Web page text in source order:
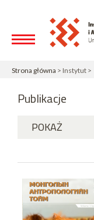
Strona główna > Instytut
Publikacje
POKAŻ